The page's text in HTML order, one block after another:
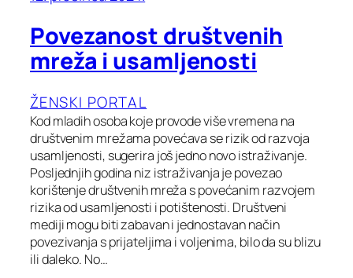
Povezanost društvenih
mreža i usamljenosti
ŽENSKI PORTAL
Kod mladih osoba koje provode više vremena na
društvenim mrežama povećava se rizik od razvoja
usamljenosti, sugerira još jedno novo istraživanje.
Posljednjih godina niz istraživanja je povezao
korištenje društvenih mreža s povećanim razvojem
rizika od usamljenosti i potištenosti. Društveni
mediji mogu biti zabavan i jednostavan način
povezivanja s prijateljima i voljenima, bilo da su blizu
ili daleko. No…